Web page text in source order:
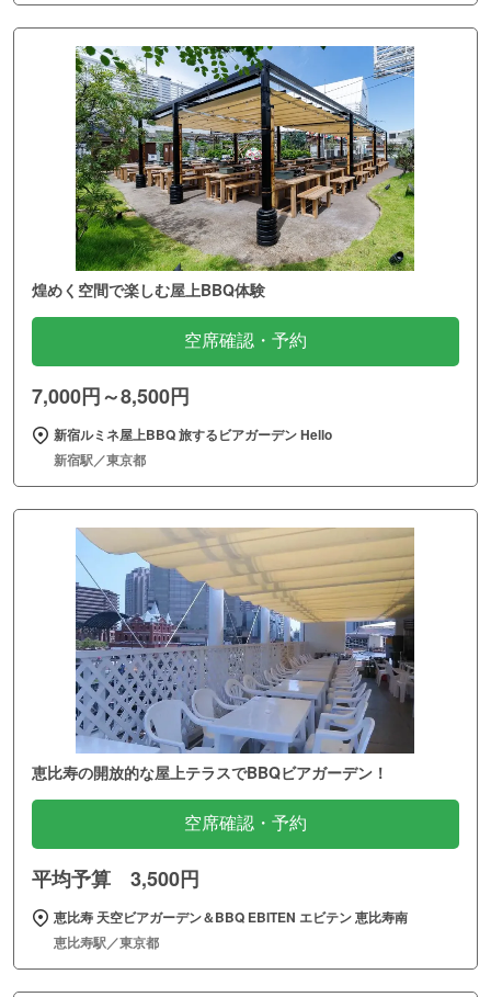
煌めく空間で楽しむ屋上BBQ体験
空席確認・予約
7,000円～8,500円
新宿ルミネ屋上BBQ 旅するビアガーデン Hello
新宿駅／東京都
恵比寿の開放的な屋上テラスでBBQビアガーデン！
空席確認・予約
平均予算 3,500円
恵比寿 天空ビアガーデン＆BBQ EBITEN エビテン 恵比寿南
恵比寿駅／東京都